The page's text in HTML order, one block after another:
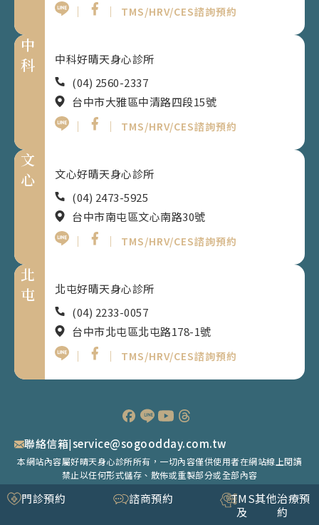
｜
｜ TMS/HRV/CES諮詢預約
中
科
中科好晴天身心診所
(04) 2560-2337
台中市大雅區中清路四段15號
｜
｜ TMS/HRV/CES諮詢預約
文
心
文心好晴天身心診所
(04) 2473-5925
台中市南屯區文心南路30號
｜
｜ TMS/HRV/CES諮詢預約
北
屯
北屯好晴天身心診所
(04) 2233-0057
台中市北屯區北屯路178-1號
｜
｜ TMS/HRV/CES諮詢預約
聯絡信箱|service@sogoodday.com.tw
本網站內容屬好晴天身心診所所有，一切內容僅供使用者在網站線上閱讀
禁止以任何形式儲存、散佈或重製部分或全部內容
©Good Day Psychiatric Clinic. All rights reserved.｜隱私權政策
門診預約 諮商預約
TMS
及
其他治療預
約